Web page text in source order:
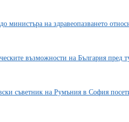
на здравеопазването
възможности на България пред
съветник на Румъния в София